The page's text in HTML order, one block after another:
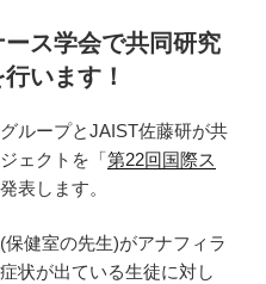
ス学会で共同研究
います！
ループとJAIST佐藤研が共
ェクトを「第22回国際ス
表します。
健室の先生)がアナフィラ
状が出ている生徒に対し